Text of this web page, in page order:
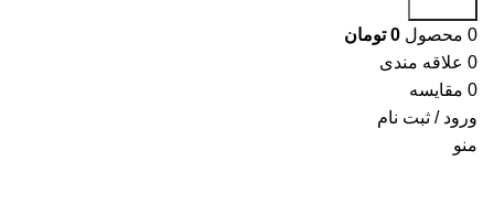
0 محصول 0 تومان
0 علاقه مندی
0 مقایسه
ورود / ثبت نام
منو